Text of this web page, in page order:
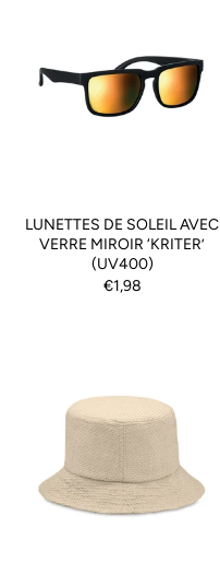
LUNETTES DE SOLEIL AVEC
VERRE MIROIR ‘KRITER’
(UV400)
€1,98